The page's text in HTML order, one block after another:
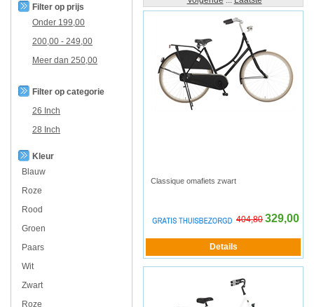
Filter op prijs
Onder 199,00
200,00 - 249,00
Meer dan 250,00
Filter op categorie
26 Inch
28 Inch
Kleur
Blauw
Roze
Rood
Groen
Paars
Wit
Zwart
Roze
Classique omafiets zwart
404,80 329,00